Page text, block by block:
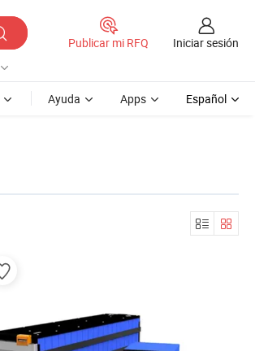
Publicar mi RFQ Iniciar sesión
Ayuda Apps Español